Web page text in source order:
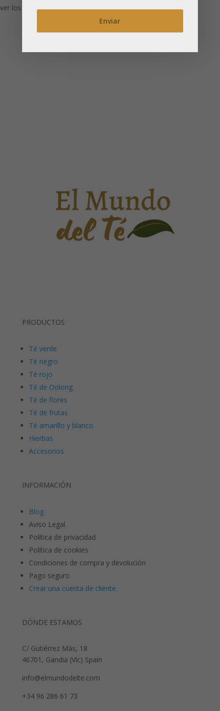
ver los precios
ver los precios
PRODUCTOS
Té verde
Té negro
Té rojo
Té de Oolong
Té de flores
Té de frutas
Té amarillo y blanco
Hierbas
Accesorios
INFORMACIÓN
Blog
Aviso Legal
Política de privacidad
Política de cookies
Condiciones de compra y devolución
Pago seguro
Crear una cuenta de cliente
DÓNDE ESTAMOS
C/ Gutiérrez Más, 18
46701, Gandia (Vlc) Spain
info@elmundodelte.com
+34 96 286 61 73